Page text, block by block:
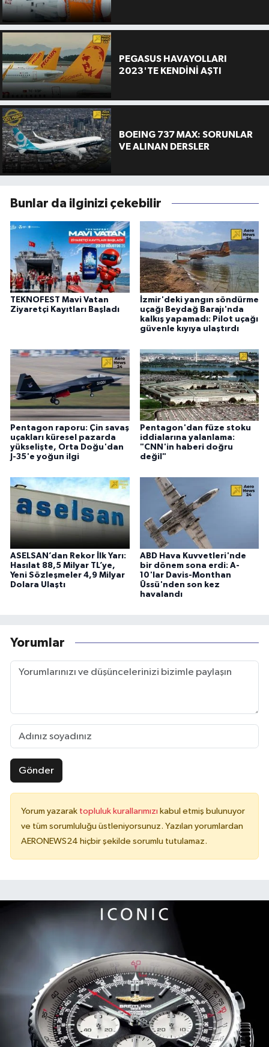
PEGASUS HAVAYOLLARI
2023'TE KENDİNİ AŞTI
BOEING 737 MAX: SORUNLAR
VE ALINAN DERSLER
Bunlar da ilginizi çekebilir
TEKNOFEST Mavi Vatan
Ziyaretçi Kayıtları Başladı
İzmir'deki yangın söndürme
uçağı Beydağ Barajı'nda
kalkış yapamadı: Pilot uçağı
güvenle kıyıya ulaştırdı
Pentagon raporu: Çin savaş
uçakları küresel pazarda
yükselişte, Orta Doğu'dan
J-35'e yoğun ilgi
Pentagon'dan füze stoku
iddialarına yalanlama:
"CNN'in haberi doğru
değil"
ASELSAN’dan Rekor İlk Yarı:
Hasılat 88,5 Milyar TL’ye,
Yeni Sözleşmeler 4,9 Milyar
Dolara Ulaştı
ABD Hava Kuvvetleri'nde
bir dönem sona erdi: A-
10'lar Davis-Monthan
Üssü'nden son kez
havalandı
Yorumlar
Gönder
Yorum yazarak topluluk kurallarımızı kabul etmiş bulunuyor
ve tüm sorumluluğu üstleniyorsunuz. Yazılan yorumlardan
AERONEWS24 hiçbir şekilde sorumlu tutulamaz.